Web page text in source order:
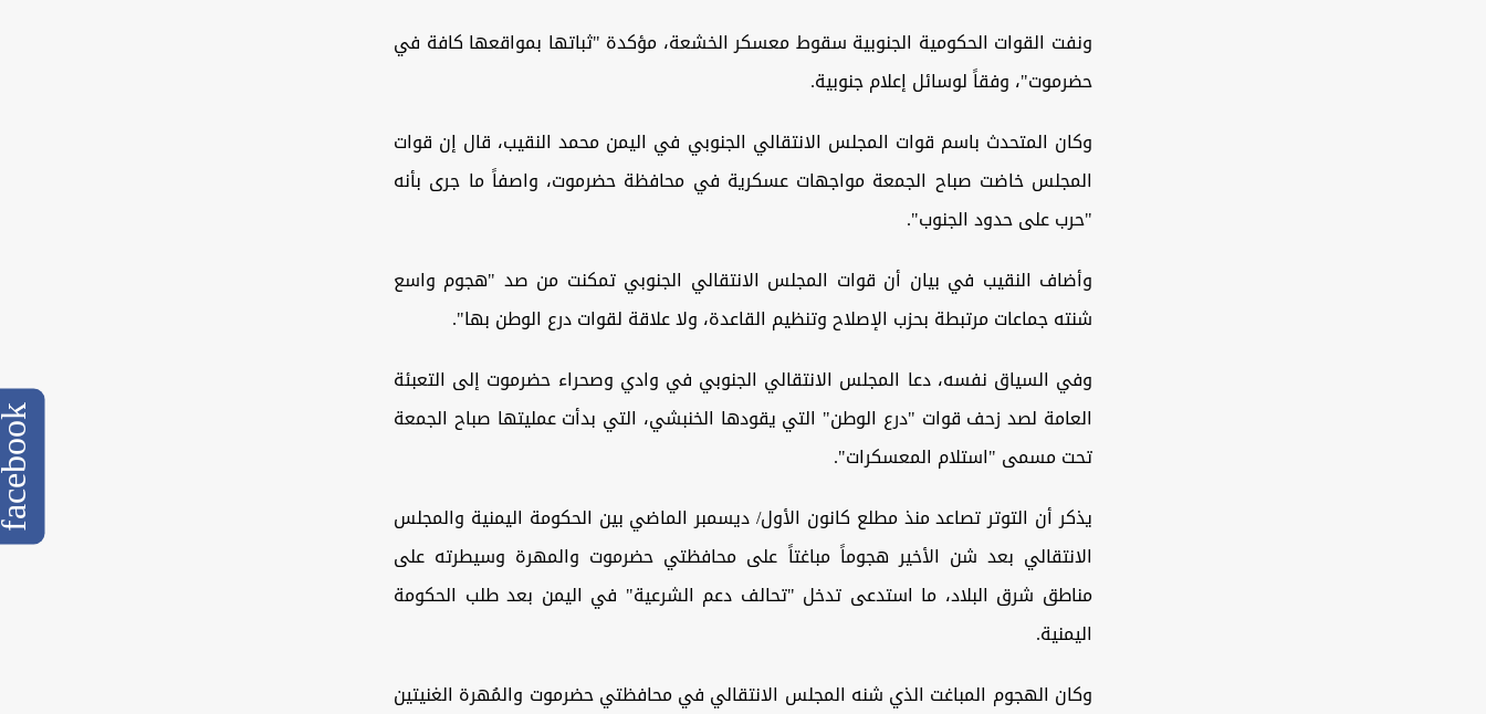
ونفت القوات الحكومية الجنوبية سقوط معسكر الخشعة، مؤكدة "ثباتها بمواقعها كافة في
حضرموت"، وفقاً لوسائل إعلام جنوبية.
وكان المتحدث باسم قوات المجلس الانتقالي الجنوبي في اليمن محمد النقيب، قال إن قوات
المجلس خاضت صباح الجمعة مواجهات عسكرية في محافظة حضرموت، واصفاً ما جرى بأنه
"حرب على حدود الجنوب".
وأضاف النقيب في بيان أن قوات المجلس الانتقالي الجنوبي تمكنت من صد "هجوم واسع
شنته جماعات مرتبطة بحزب الإصلاح وتنظيم القاعدة، ولا علاقة لقوات درع الوطن بها".
وفي السياق نفسه، دعا المجلس الانتقالي الجنوبي في وادي وصحراء حضرموت إلى التعبئة
العامة لصد زحف قوات "درع الوطن" التي يقودها الخنبشي، التي بدأت عمليتها صباح الجمعة
تحت مسمى "استلام المعسكرات".
يذكر أن التوتر تصاعد منذ مطلع كانون الأول/ ديسمبر الماضي بين الحكومة اليمنية والمجلس
الانتقالي بعد شن الأخير هجوماً مباغتاً على محافظتي حضرموت والمهرة وسيطرته على
مناطق شرق البلاد، ما استدعى تدخل "تحالف دعم الشرعية" في اليمن بعد طلب الحكومة
اليمنية.
وكان الهجوم المباغت الذي شنه المجلس الانتقالي في محافظتي حضرموت والمُهرة الغنيتين